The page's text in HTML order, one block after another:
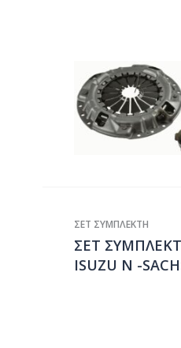
ΣΕΤ ΣΥΜΠΛΕΚΤΗ
ΣΕΤ
ISUZU N -